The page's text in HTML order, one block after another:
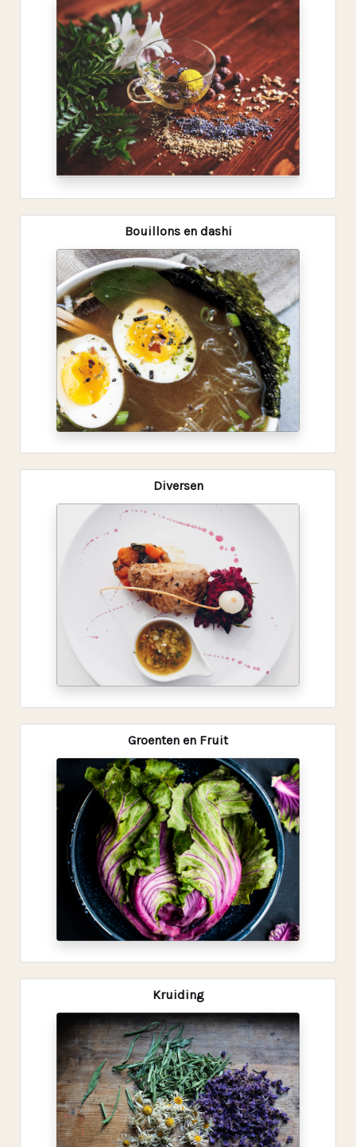
Bouillons en dashi
Diversen
Groenten en Fruit
Kruiding